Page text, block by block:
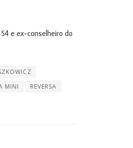
e ex-conselheiro do
MINI
REVERSA